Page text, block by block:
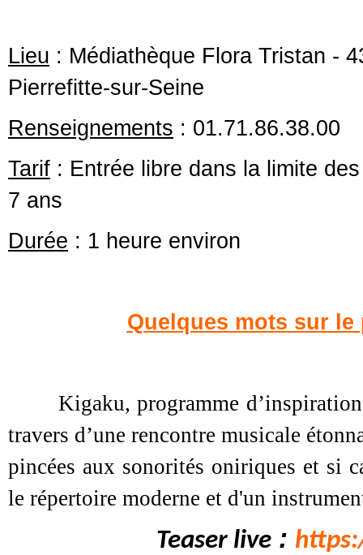
Lieu : Médiathèque Flora Tristan -
Pierrefitte-sur-Seine
Renseignements : 01.71.86.38.00
Tarif : Entrée libre dans la limite
7 ans
Durée : 1 heure environ
Quelques mots sur le
Kigaku, programme d’inspirations
travers d’une rencontre musicale
pincées aux sonorités oniriques et si
le répertoire moderne et d'un
Teaser live: